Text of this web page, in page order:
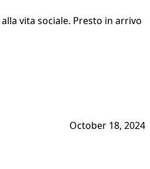
vita sociale. Presto in arrivo
October 18, 2024